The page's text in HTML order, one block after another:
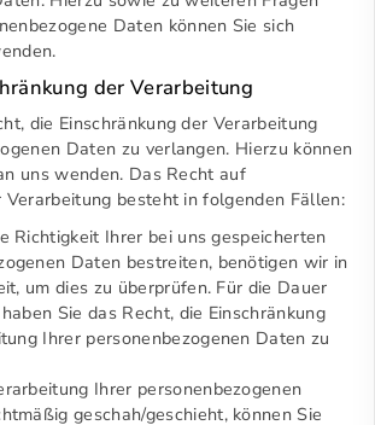
Daten können Sie sich
der Verarbeitung
die Einschränkung der Verarbeitung
Daten zu verlangen. Hierzu können
uns wenden. Das Recht auf
Verarbeitung besteht in folgenden Fällen:
Richtigkeit Ihrer bei uns gespeicherten
Daten bestreiten, benötigen wir in
um dies zu überprüfen. Für die Dauer
Sie das Recht, die Einschränkung
Ihrer personenbezogenen Daten zu
Ihrer personenbezogenen
geschah/geschieht, können Sie